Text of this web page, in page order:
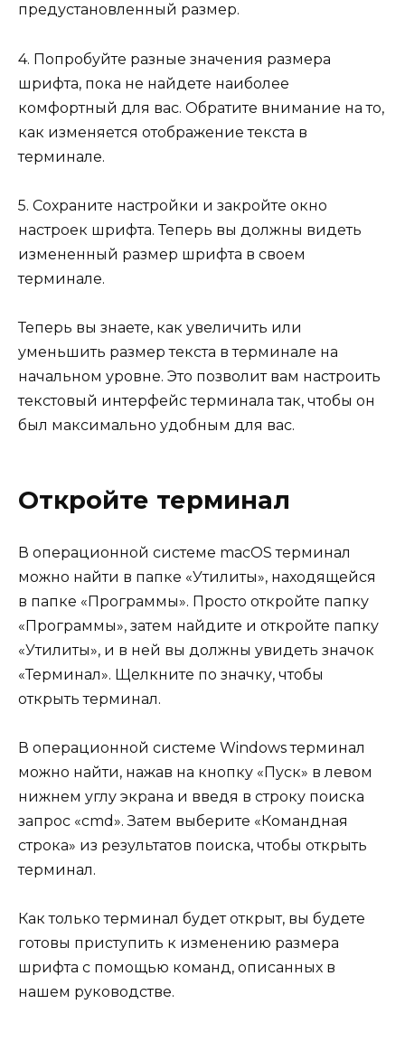
предустановленный размер.
4. Попробуйте разные значения размера
шрифта, пока не найдете наиболее
комфортный для вас. Обратите внимание на то,
как изменяется отображение текста в
терминале.
5. Сохраните настройки и закройте окно
настроек шрифта. Теперь вы должны видеть
измененный размер шрифта в своем
терминале.
Теперь вы знаете, как увеличить или
уменьшить размер текста в терминале на
начальном уровне. Это позволит вам настроить
текстовый интерфейс терминала так, чтобы он
был максимально удобным для вас.
Откройте терминал
В операционной системе macOS терминал
можно найти в папке «Утилиты», находящейся
в папке «Программы». Просто откройте папку
«Программы», затем найдите и откройте папку
«Утилиты», и в ней вы должны увидеть значок
«Терминал». Щелкните по значку, чтобы
открыть терминал.
В операционной системе Windows терминал
можно найти, нажав на кнопку «Пуск» в левом
нижнем углу экрана и введя в строку поиска
запрос «cmd». Затем выберите «Командная
строка» из результатов поиска, чтобы открыть
терминал.
Как только терминал будет открыт, вы будете
готовы приступить к изменению размера
шрифта с помощью команд, описанных в
нашем руководстве.